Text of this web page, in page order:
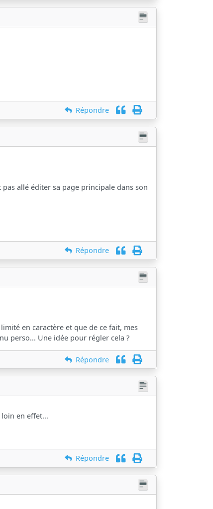
Répondre
allé éditer sa page principale dans son
Répondre
en caractère et que de ce fait, mes
perso... Une idée pour régler cela ?
Répondre
loin en effet...
Répondre